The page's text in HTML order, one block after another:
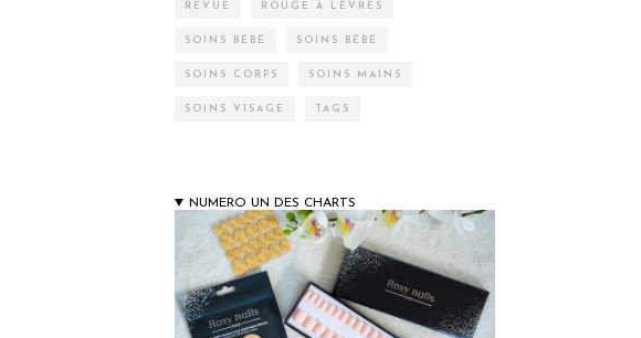
REVUE ROUGE À LÈVRES
SOINS BÉBÉ SOINS BÉBÉ
SOINS CORPS SOINS MAINS
SOINS VISAGE TAGS
NUMERO UN DES CHARTS